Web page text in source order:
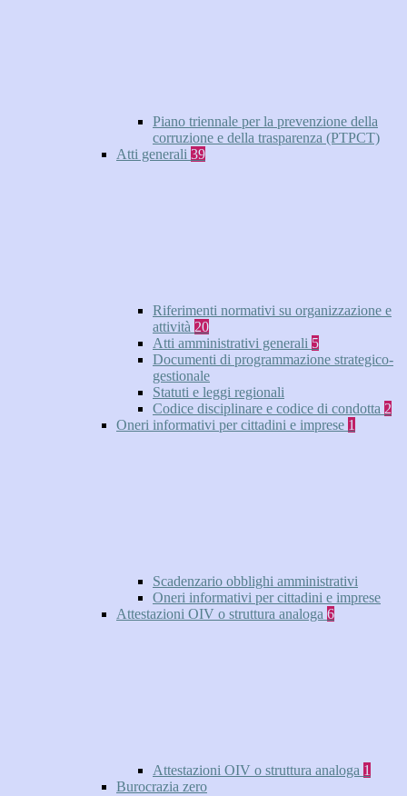
Piano triennale per la prevenzione della
corruzione e della trasparenza (PTPCT)
Atti generali 39
Riferimenti normativi su organizzazione e
attività 20
Atti amministrativi generali 5
Documenti di programmazione strategico-
gestionale
Statuti e leggi regionali
Codice disciplinare e codice di condotta 2
Oneri informativi per cittadini e imprese 1
Scadenzario obblighi amministrativi
Oneri informativi per cittadini e imprese
Attestazioni OIV o struttura analoga 6
Attestazioni OIV o struttura analoga 1
Burocrazia zero